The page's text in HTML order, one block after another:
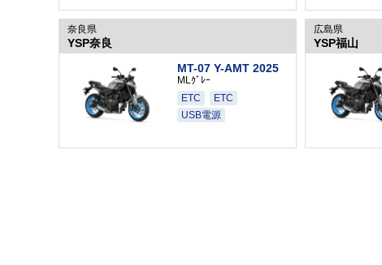
奈良県
YSP奈良
MT-07 Y-AMT 2025
MLｸﾞﾚｰ
ETC
ETC
USB電源
広島県
YSP福山